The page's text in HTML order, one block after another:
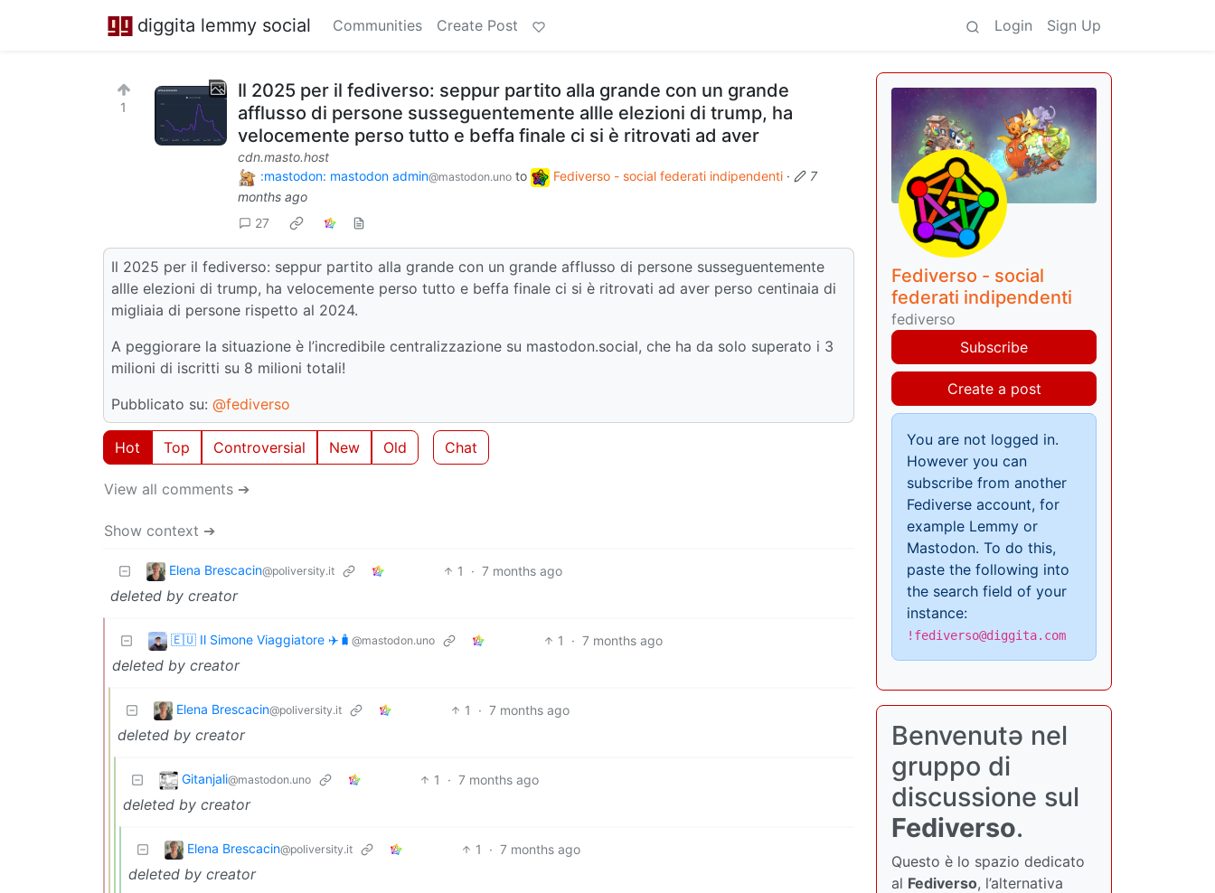
diggita lemmy social Communities Create Post Login Sign Up
1
Il 2025 per il fediverso: seppur partito alla grande con un grande
afflusso di persone susseguentemente allle elezioni di trump, ha
velocemente perso tutto e beffa finale ci si è ritrovati ad aver
cdn.masto.host
:mastodon: mastodon admin@mastodon.uno to Fediverso - social federati indipendenti ·
7
months ago
27
Il 2025 per il fediverso: seppur partito alla grande con un grande afflusso di persone susseguentemente
allle elezioni di trump, ha velocemente perso tutto e beffa finale ci si è ritrovati ad aver perso centinaia di
migliaia di persone rispetto al 2024.
A peggiorare la situazione è l’incredibile centralizzazione su mastodon.social, che ha da solo superato i 3
milioni di iscritti su 8 milioni totali!
Pubblicato su: @fediverso
Hot Top Controversial New Old Chat
View all comments ➔
Show context ➔
Elena Brescacin@poliversity.it 1 · 7 months ago
deleted by creator
🇪🇺 Il Simone Viaggiatore ✈️🧳 @mastodon.uno 1 · 7 months ago
deleted by creator
Elena Brescacin@poliversity.it 1 · 7 months ago
deleted by creator
Gitanjali@mastodon.uno 1 · 7 months ago
deleted by creator
Elena Brescacin@poliversity.it 1 · 7 months ago
deleted by creator
Fediverso - social
federati indipendenti
fediverso
Subscribe
Create a post
You are not logged in.
However you can
subscribe from another
Fediverse account, for
example Lemmy or
Mastodon. To do this,
paste the following into
the search field of your
instance:
!fediverso@diggita.com
Benvenutə nel
gruppo di
discussione sul
Fediverso.
Questo è lo spazio dedicato
al Fediverso, l’alternativa